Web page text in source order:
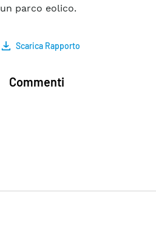
un parco eolico.
Scarica Rapporto
Commenti